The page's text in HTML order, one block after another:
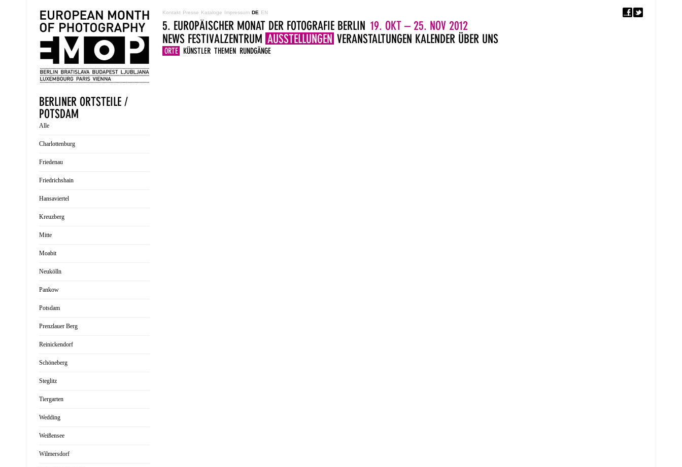
Kontakt Presse Kataloge Impressum DE EN 5. EUROPÄISCHER
5. EUROPÄISCHER MONAT DER FOTOGRAFIE BERLIN 19. OKT – 25. NOV 2012
NEWS FESTIVALZENTRUM AUSSTELLUNGEN
ORTE KÜNSTLER THEMEN RUNDGÄNGE
VERANSTALTUNGEN KALENDER ÜBER UNS
BERLINER ORTSTEILE /
POTSDAM
Alle
Charlottenburg
Friedenau
Friedrichshain
Hansaviertel
Kreuzberg
Mitte
Moabit
Neukölln
Pankow
Potsdam
Prenzlauer Berg
Reinickendorf
Schöneberg
Steglitz
Tiergarten
Wedding
Weißensee
Wilmersdorf